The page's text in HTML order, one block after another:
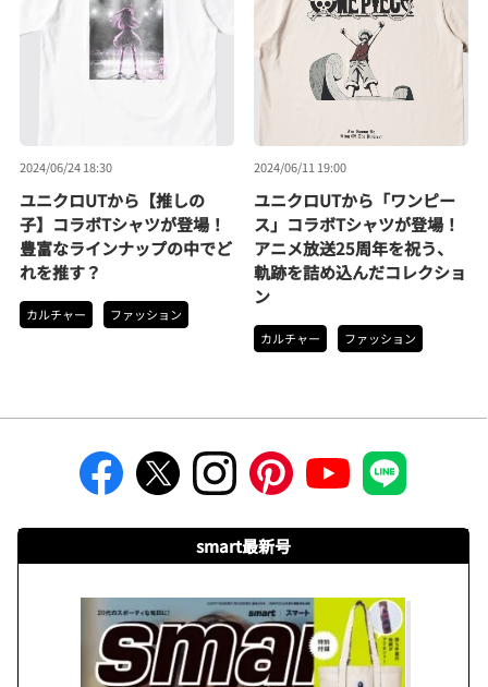
2024/06/24 18:30
ユニクロUTから【推しの
子】コラボTシャツが登場！
豊富なラインナップの中でど
れを推す？
カルチャー ファッション
2024/06/11 19:00
ユニクロUTから「ワンピー
ス」コラボTシャツが登場！
アニメ放送25周年を祝う、
軌跡を詰め込んだコレクショ
ン
カルチャー ファッション
smart最新号